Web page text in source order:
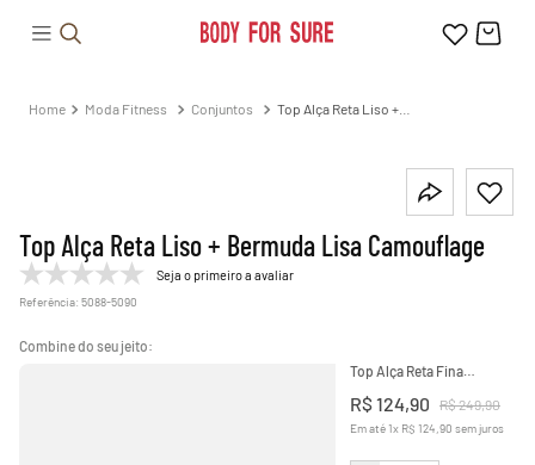
Moda Fitness Conjuntos
Top Alça Reta Liso +
Top Alça Reta Liso + Bermuda Lisa Camouflage
Seja o primeiro a avaliar
Referência: 5088-5090
Top Alça Reta Fina
R$124,90 R$249,90
Em até 1x R$ 124 90 sem juros